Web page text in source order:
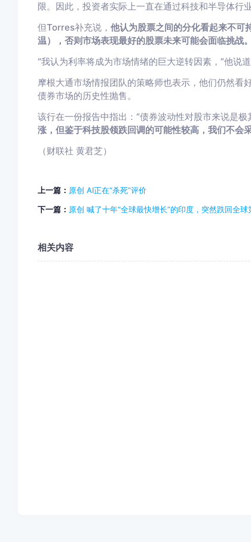
限。因此，投资者实际上一直在通过科技和半导体行
但Torres补充说， 他认为股票之间的分化看起来不可
温），否则市场表现最好的股票未来可能会面临挑战。
“我认为利率将成为市场情绪的巨大逆转因素，”他说
摩根大通市场情报团队的策略师也表示，他们仍然看
债券市场的历史性抛售。
该行在一份报告中指出：“债券波动性对股市来说是极
涨，但鉴于科技股领跌回调的可能性较高，我们不会
（财联社 黄君芝）
上一篇： 原创 AI正在“杀死”评价
下一篇： 原创 喊了十年“全球最快增长”的印度，突然跌回全球
相关内容